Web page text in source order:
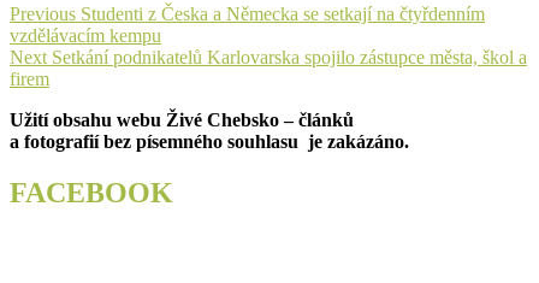
Navigace
pro
příspěvek
Previous Previous
post:
Studenti z Česka a Německa se setkají na čtyřdenním
vzdělávacím kempu
Next Next
Setkání podnikatelů Karlovarska spojilo zástupce města, škol a
firem
Užití obsahu webu Živé Chebsko – článků
a fotografií bez písemného souhlasu je zakázáno.
FACEBOOK